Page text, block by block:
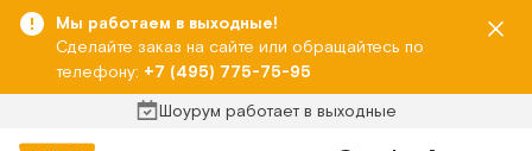
Мы работаем в выходные!
Сделайте заказ на сайте или обращайтесь по
телефону: +7 (495) 775-75-95
Шоурум работает в выходные